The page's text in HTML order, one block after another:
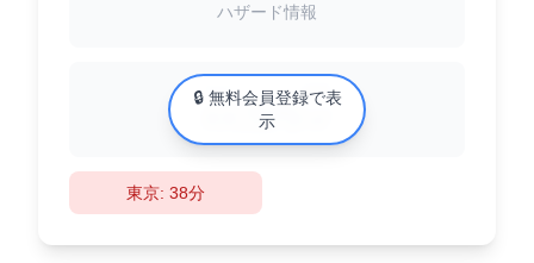
ハザード情報
中古マンション相場
XX万円/㎡
🔒 無料会員登録で表
示
東京: 38分